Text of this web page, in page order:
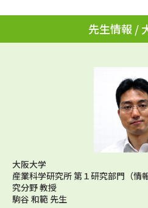
先生情報 /
大阪大学
産業科学研究所 第１研究部門（情
究分野 教授
駒谷 和範 先生